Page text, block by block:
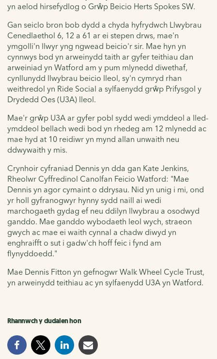
yn aelod hirsefydlog o Grŵp Beicio Herts Spokes SW.
Gan seiclo bron bob dydd a chyda hyfrydwch Llwybrau
Cenedlaethol 6, 12 a 61 ar ei stepen drws, mae'n
ymgolli'n llwyr yng ngwead beicio'r sir. Mae hyn yn
cynnwys bod yn arweinydd taith ar gyfer teithiau dan
arweiniad yn Watford am y pum mlynedd diwethaf,
cynllunydd llwybrau beicio lleol, sy'n cymryd rhan
weithredol yn Ride Social a sylfaenydd grŵp Prifysgol y
Drydedd Oes (U3A) lleol.
Mae'r grŵp U3A ar gyfer pobl sydd wedi ymddeol a lled-
ymddeol bellach wedi bod yn rhedeg am 12 mlynedd ac
mae hyd at 10 reidiwr yn mynd allan unwaith neu
ddwywaith y mis.
Crynhoir cyfraniad Dennis yn dda gan Kate Jenkins,
Rheolwr Cyffredinol Canolfan Feicio Watford: "Mae
Dennis yn agor cymaint o ddrysau. Nid yn unig i mi, ond
yr holl gyfranogwyr hynny sydd naill ai wedi
marchogaeth gydag ef neu ddilyn llwybrau a osodwyd
ganddo. Mae ganddo wybodaeth leol wych, straeon
gwych ac mae ei waith cynnal a chadw diwyd yn
enghraifft o sut i gadw'ch hoff feic i fynd am
flynyddoedd."
Mae Dennis Fitton yn gefnogwr Walk Wheel Cycle Trust,
yn arweinydd teithiau ac yn sylfaenydd U3A yn Watford.
Rhannwch y dudalen hon